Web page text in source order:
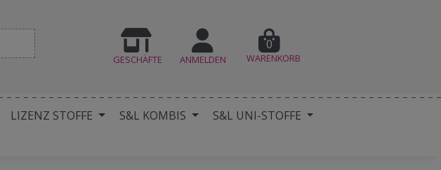
GESCHÄFTE ANMELDEN
0
WARENKORB
LIZENZ STOFFE S&L KOMBIS
S&L UNI-STOFFE